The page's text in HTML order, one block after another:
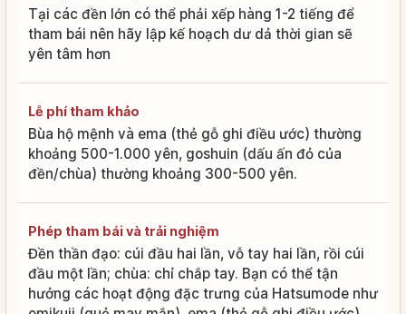
Tại các đền lớn có thể phải xếp hàng 1-2 tiếng để
tham bái nên hãy lập kế hoạch dư dả thời gian sẽ
yên tâm hơn
Lễ phí tham khảo
Bùa hộ mệnh và ema (thẻ gỗ ghi điều ước) thường
khoảng 500-1.000 yên, goshuin (dấu ấn đỏ của
đền/chùa) thường khoảng 300-500 yên.
Phép tham bái và trải nghiệm
Đền thần đạo: cúi đầu hai lần, vỗ tay hai lần, rồi cúi
đầu một lần; chùa: chỉ chắp tay. Bạn có thể tận
hưởng các hoạt động đặc trưng của Hatsumode như